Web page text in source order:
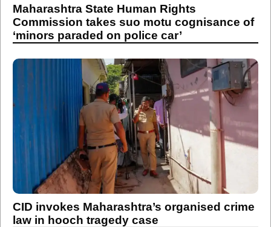
Maharashtra State Human Rights
Commission takes suo motu cognisance of
‘minors paraded on police car’
CID invokes Maharashtra’s organised crime
law in hooch tragedy case